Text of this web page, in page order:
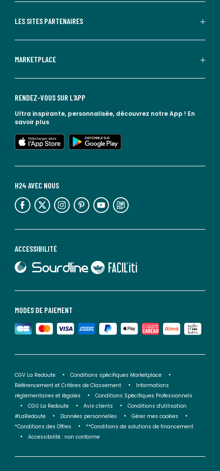
LES SITES PARTENAIRES
MARKETPLACE
MODES DE PAIEMENT
ACCESSIBILITÉ
lien vers Sourdline
lien vers Faciliti
H24 AVEC NOUS
lien vers l'espace réseaux sociaux lien vers l'espace réseaux sociaux lien vers l'espace réseaux sociaux lien vers l'espace réseaux sociaux lien vers l'espace réseaux sociaux lien vers le blog la redoute
RENDEZ-VOUS SUR L'APP
Ultra inspirante, personnalisée, découvrez notre App ! En
savoir plus
lien vers l'app store
lien vers google play
CGV La Redoute
Conditions spécifiques Marketplace
Référencement et Critères de Classement
Informations
réglementaires et légales
Conditions Spécifiques Professionnels
CGU La Redoute
Avis clients
Conditions d'utilisation
#LaRedoute
Données personnelles
Gérer mes cookies
*Conditions des Offres
**Conditions de solutions de financement
Accessibilité : non conforme